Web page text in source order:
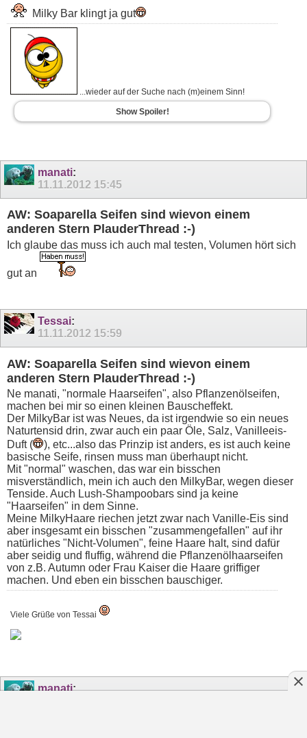
Milky Bar klingt ja gut
...wieder auf der Suche nach (m)einem Sinn!
Show Spoiler!
manati:
11.11.2012 15:45
AW: Soaparella Seifen sind wievon einem
anderen Stern PlauderThread :-)
Ich glaube das muss ich auch mal testen, Volumen hört sich
gut an
Tessai:
11.11.2012 15:59
AW: Soaparella Seifen sind wievon einem
anderen Stern PlauderThread :-)
Ne manati, "normale Haarseifen", also Pflanzenölseifen,
machen bei mir so einen kleinen Bauscheffekt.
Der MilkyBar ist was Neues, da ist irgendwie so ein neues
Naturtensid drin, zwar auch ein paar Öle, Salz, Vanilleeis-
Duft (
), etc...also das Prinzip ist anders, es ist auch keine
basische Seife, rinsen muss man überhaupt nicht.
Mit "normal" waschen, das war ein bisschen
misverständlich, mein ich auch den MilkyBar, wegen dieser
Tenside. Auch Lush-Shampoobars sind ja keine
"Haarseifen" in dem Sinne.
Meine MilkyHaare riechen jetzt zwar nach Vanille-Eis sind
aber insgesamt ein bisschen "zusammengefallen" auf ihr
natürliches "Nicht-Volumen", feine Haare halt, sind dafür
aber seidig und fluffig, während die Pflanzenölhaarseifen
von z.B. Autumn oder Frau Kaiser die Haare griffiger
machen. Und eben ein bisschen bauschiger.
Viele Grüße von Tessai
manati: